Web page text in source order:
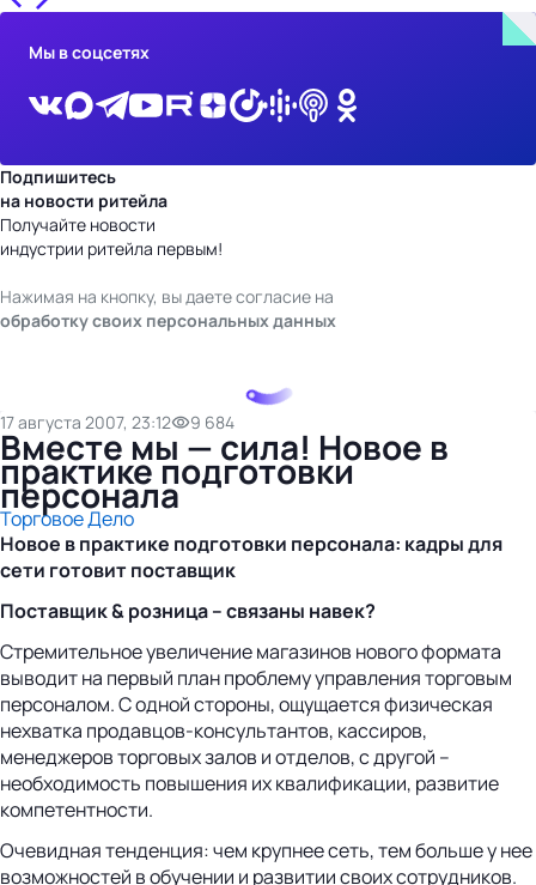
Мы в соцсетях
Подпишитесь
на новости ритейла
Получайте новости
индустрии ритейла первым!
Нажимая на кнопку, вы даете согласие на
обработку своих персональных данных
17 августа 2007, 23:12 9 684
Вместе мы — сила! Новое в
практике подготовки
персонала
Торговое Дело
Новое в практике подготовки персонала: кадры для
сети готовит поставщик
Поставщик & розница – связаны навек?
Стремительное увеличение магазинов нового формата
выводит на первый план проблему управления торговым
персоналом. С одной стороны, ощущается физическая
нехватка продавцов-консультантов, кассиров,
менеджеров торговых залов и отделов, с другой –
необходимость повышения их квалификации, развитие
компетентности.
Очевидная тенденция: чем крупнее сеть, тем больше у нее
возможностей в обучении и развитии своих сотрудников.